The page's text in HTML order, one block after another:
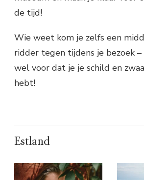
de tijd!
Wie weet kom je zelfs een
ridder tegen tijdens je bezoek
wel voor dat je je schild en
hebt!
Estland